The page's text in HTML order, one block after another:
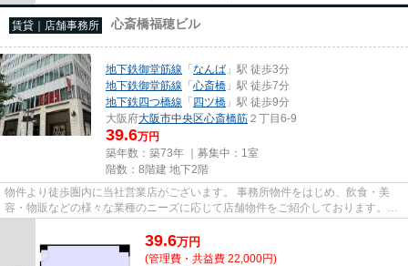
賃貸｜店舗事務所 心斎橋福穂ビル
地下鉄御堂筋線 「なんば 」駅 徒歩3分
地下鉄御堂筋線 「心斎橋 」駅 徒歩7分
地下鉄四つ橋線 「四ツ橋 」駅 徒歩9分
大阪府大阪市中央区心斎橋筋 ２丁目6-9
39.6万円
築年数：築73年 ｜募集中： 1室
階数：8階建 地下2階
物件より徒歩圏内に当社営業店がございます。 事務所物件をはじめ、飲食・美
容・物販などの様々な業種のニーズに応じて店舗物件をご紹介しております。
尚、弊社ではおとり広告は一切...
39.6万円
(管理費・共益費 22,000円)